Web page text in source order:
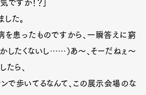
ですか！？」
た。
患ったものですから、一瞬答えに窮
かしたくないし……）あ〜、そーだねぇ〜
たら、
ンで歩いてるなんて、この展示会場のな